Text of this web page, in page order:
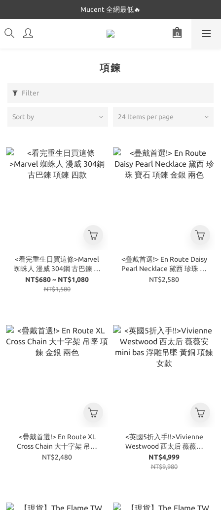
Dickies 最低$280起🔥
Mucent 全網最低🔥
Dickies 最低$280起🔥
項鍊
Filter
Sort by 24 Items per page
<看完重生日買這條>Marvel
蜘蛛人 漫威 304鋼 古巴鍊 項
鍊 四款
NT$680 ~ NT$1,080
NT$1,580
<疊戴首選!> En Route Daisy
Pearl Necklace 黛西 珍珠 寶
石 項鍊 金銀 兩色
NT$2,580
<疊戴首選!> En Route XL
Cross Chain 大十字架 吊墜
項鍊 金銀 兩色
NT$2,480
<英國5折入手!!>Vivienne
Westwood 西太后 薇薇安
mini bas 浮雕吊墜 黃銅 項鍊
女款
NT$4,999
NT$9,980